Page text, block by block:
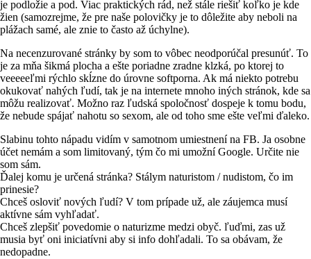
je podložie a pod. Viac praktických rád, než stále riešiť koľko je kde
žien (samozrejme, že pre naše polovičky je to dôležite aby neboli na
plážach samé, ale znie to často až úchylne).
Na necenzurované stránky by som to vôbec neodporúčal presunúť. To
je za mňa šikmá plocha a ešte poriadne zradne klzká, po ktorej to
veeeeeľmi rýchlo skĺzne do úrovne softporna. Ak má niekto potrebu
okukovať nahých ľudí, tak je na internete mnoho iných stránok, kde sa
môžu realizovať. Možno raz ľudská spoločnosť dospeje k tomu bodu,
že nebude spájať nahotu so sexom, ale od toho sme ešte veľmi ďaleko.
Slabinu tohto nápadu vidím v samotnom umiestnení na FB. Ja osobne
účet nemám a som limitovaný, tým čo mi umožní Google. Určite nie
som sám.
Ďalej komu je určená stránka? Stálym naturistom / nudistom, čo im
prinesie?
Chceš osloviť nových ľudí? V tom prípade už, ale záujemca musí
aktívne sám vyhľadať.
Chceš zlepšiť povedomie o naturizme medzi obyč. ľuďmi, zas už
musia byť oni iniciatívni aby si info dohľadali. To sa obávam, že
nedopadne.